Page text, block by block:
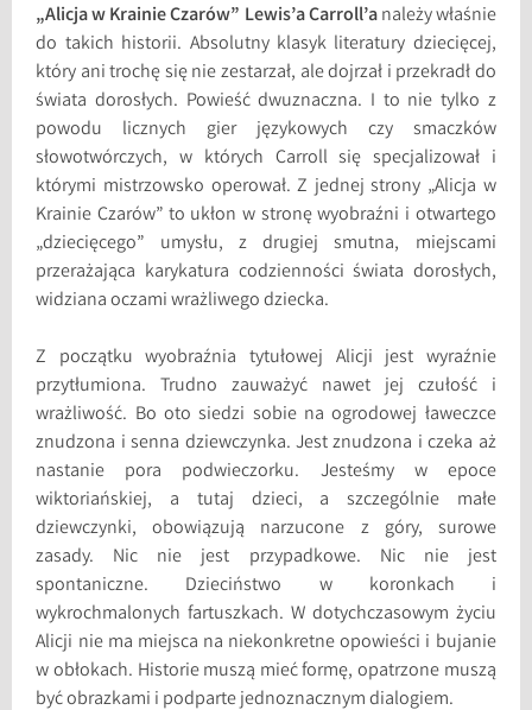
„Alicja w Krainie Czarów” Lewis’a Carroll’anależy właśnie
do takich historii. Absolutny klasyk literatury dziecięcej,
który ani trochę się nie zestarzał, ale dojrzał i przekradł do
świata dorosłych. Powieść dwuznaczna. I to nie tylko z
powodu licznych gier językowych czy smaczków
słowotwórczych, w których Carroll się specjalizował i
którymi mistrzowsko operował. Z jednej strony „Alicja w
Krainie Czarów” to ukłon w stronę wyobraźni i otwartego
„dziecięcego” umysłu, z drugiej smutna, miejscami
przerażająca karykatura codzienności świata dorosłych,
widziana oczami wrażliwego dziecka.
Z początku wyobraźnia tytułowej Alicji jest wyraźnie
przytłumiona. Trudno zauważyć nawet jej czułość i
wrażliwość. Bo oto siedzi sobie na ogrodowej ławeczce
znudzona i senna dziewczynka. Jest znudzona i czeka aż
nastanie pora podwieczorku. Jesteśmy w epoce
wiktoriańskiej, a tutaj dzieci, a szczególnie małe
dziewczynki, obowiązują narzucone z góry, surowe
zasady. Nic nie jest przypadkowe. Nic nie jest
spontaniczne. Dzieciństwo w koronkach i
wykrochmalonych fartuszkach. W dotychczasowym życiu
Alicji nie ma miejsca na niekonkretne opowieści i bujanie
w obłokach. Historie muszą mieć formę, opatrzone muszą
być obrazkami i podparte jednoznacznym dialogiem.